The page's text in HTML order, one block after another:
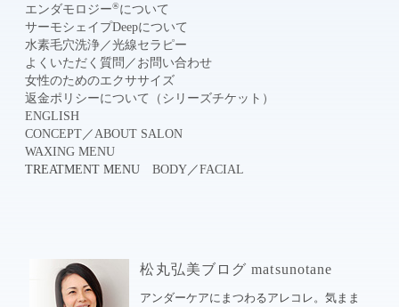
エンダモロジー®について
サーモシェイプDeepについて
水素毛穴洗浄／光線セラピー
よくいただく質問 ／ お問い合わせ
女性のためのエクササイズ
返金ポリシーについて（シリーズチケット）
ENGLISH
CONCEPT／ABOUT SALON
WAXING MENU
TREATMENT MENUBODY／FACIAL
松丸弘美ブログ matsunotane
アンダーケアにまつわるアレコレ。気まま